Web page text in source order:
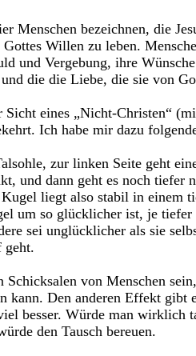
Menschen bezeichnen, die
Willen zu leben.
und Vergebung, ihre
die die Liebe, die sie von
Sicht eines „Nicht-Christen“
Ich habe mir dazu
zur linken Seite geht
und dann geht es noch tiefer
liegt also stabil in einem
um so glücklicher ist, je
sei unglücklicher als sie
geht.
Schicksalen von Menschen
kann. Den anderen Effekt
besser. Würde man wirklich
den Tausch bereuen.